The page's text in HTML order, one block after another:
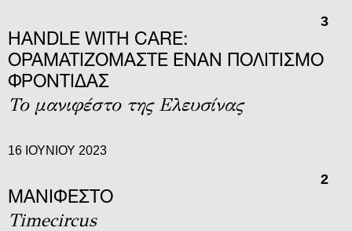
3
HANDLE WITH CARE:
ΟΡΑΜΑΤΙΖΌΜΑΣΤΕ ΈΝΑΝ ΠΟΛΙΤΙΣΜΌ
ΦΡΟΝΤΊΔΑΣ
Το μανιφέστο της Ελευσίνας
16 ΙΟΥΝΊΟΥ 2023
2
ΜΑΝΙΦΕΣΤΟ
Timecircus